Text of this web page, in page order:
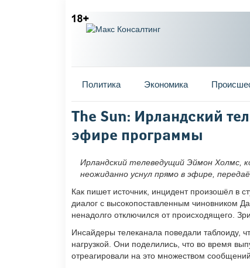
Главное меню
Политика Экономика
Вы здесь
The Sun: Ирландский
эфире программы
Ирландский телеведущий Эймон Холмс,
неожиданно уснул прямо в эфире,
Как пишет источник, инцидент произошёл в
диалог с высокопоставленным чиновником
ненадолго отключился от происходящего.
Инсайдеры телеканала поведали таблоиду,
нагрузкой. Они поделились, что во время
отреагировали на это множеством сообщений.